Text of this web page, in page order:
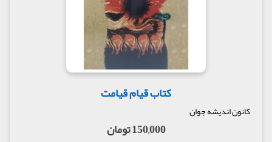
کتاب قیام قیامت
کانون اندیشه جوان
150,000 تومان